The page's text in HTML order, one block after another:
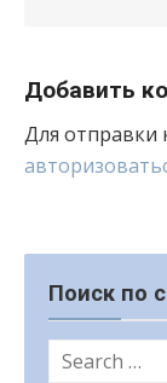
Добавить
Для отправки
Поиск по
Search
for: